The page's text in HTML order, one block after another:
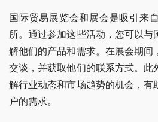
国际贸易展览会和展会是吸引来
所。通过参加这些活动，您可以与
解他们的产品和需求。在展会期间
交谈，并获取他们的联系方式。此
解行业动态和市场趋势的机会，有
户的需求。